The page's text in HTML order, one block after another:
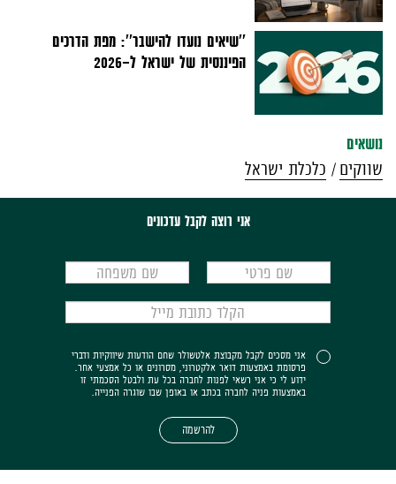
''שיאים נועדו להישבר'': מפת הדרכים
הפיננסית של ישראל ל-2026
נושאים
שווקים
כלכלת ישראל
אני רוצה לקבל עדכונים
אני מסכים לקבל מקבוצת אלטשולר שחם הודעות שיווקיות ודברי
פרסומת באמצעות דואר אלקטרוני, מסרונים או כל אמצעי אחר.
ידוע לי כי אני רשאי לפנות לחברה בכל עת ולבטל הסכמתי זו
באמצעות פניה לחברה בכתב או באופן שבו שוגרה הפנייה.
להרשמה